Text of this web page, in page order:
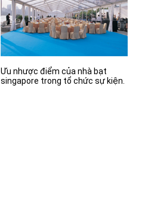
Ưu nhược điểm của nhà bạt
singapore trong tổ chức sự kiện.